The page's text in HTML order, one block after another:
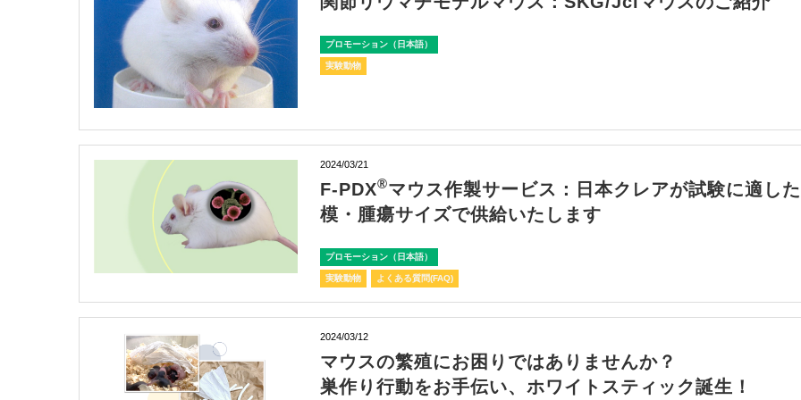
プロモーション（日本語）
実験動物
2024/03/21
F-PDX®マウス作製サービス：日本クレアが試験に適し
模・腫瘍サイズで供給いたします
プロモーション（日本語）
実験動物 よくある質問(FAQ)
2024/03/12
マウスの繁殖にお困りではありませんか？
巣作り行動をお手伝い、ホワイトスティック誕生！